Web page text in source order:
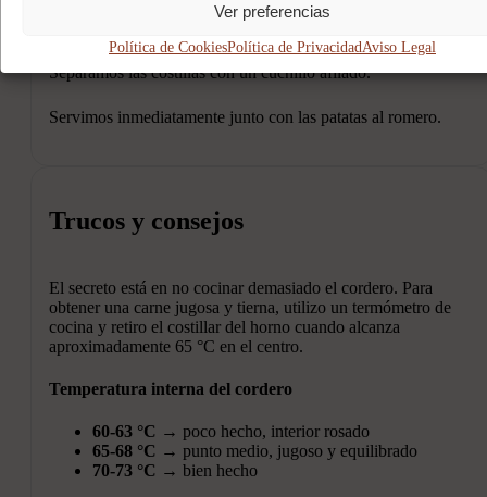
Ver preferencias
Política de CookiesPolítica de PrivacidadAviso Legal
Separamos las costillas con un cuchillo afilado.
Servimos inmediatamente junto con las patatas al romero.
Trucos y consejos
El secreto está en no cocinar demasiado el cordero. Para
obtener una carne jugosa y tierna, utilizo un termómetro de
cocina y retiro el costillar del horno cuando alcanza
aproximadamente 65 °C en el centro.
Temperatura interna del cordero
60-63 °C → poco hecho, interior rosado
65-68 °C → punto medio, jugoso y equilibrado
70-73 °C → bien hecho